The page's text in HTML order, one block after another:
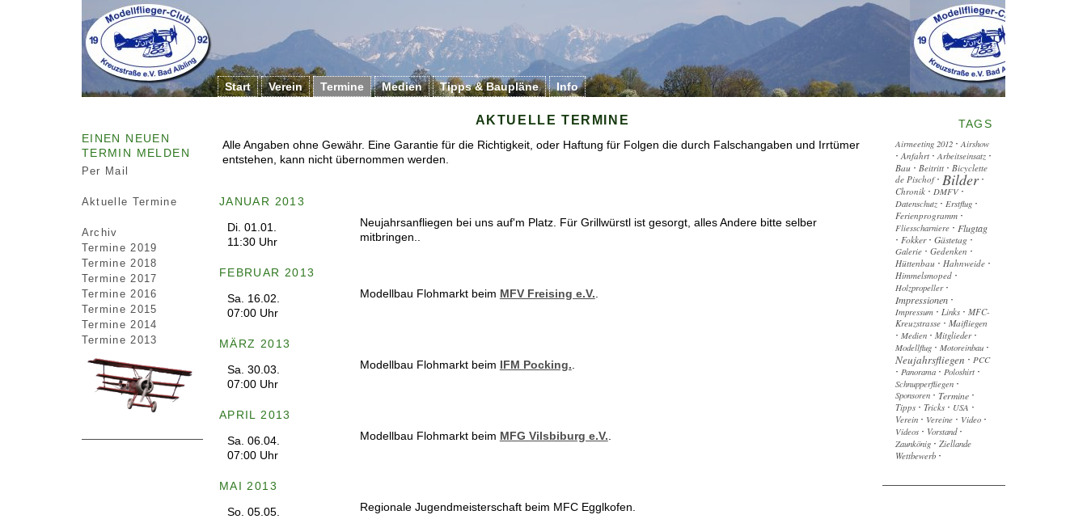
Start Verein Termine Medien Tipps & Baupläne Info
EINEN NEUEN
TERMIN MELDEN
Per Mail
Aktuelle Termine
Archiv
Termine 2019
Termine 2018
Termine 2017
Termine 2016
Termine 2015
Termine 2014
Termine 2013
TAGS
Airmeeting 2012 ·Airshow
·Anfahrt ·Arbeitseinsatz ·
Bau · Beitritt · Bicyclette
de Pischof· Bilder·
Chronik · DMFV·
Datenschutz · Erstflug ·
Ferienprogramm ·
Fliesscharniere · Flugtag
· Fokker·Gästetag ·
Galerie ·Gedenken ·
Hüttenbau · Hahnweide ·
Himmelsmoped ·
Holzpropeller·
Impressionen ·
Impressum · Links · MFC-
Kreuzstrasse ·Maifliegen
·Medien ·Mitglieder·
Modellflug ·Motoreinbau ·
Neujahrsfliegen · PCC
· Panorama · Poloshirt ·
Schnupperfliegen ·
Sponsoren ·Termine ·
Tipps ·Tricks · USA ·
Verein · Vereine · Video ·
Videos · Vorstand·
Zaunkönig · Ziellande
Wettbewerb ·
AKTUELLE TERMINE
Alle Angaben ohne Gewähr. Eine Garantie für die Richtigkeit, oder Haftung für Folgen die durch Falschangaben und Irrtümer
entstehen, kann nicht übernommen werden.
JANUAR 2013
Di. 01.01.
11:30 Uhr
Neujahrsanfliegen bei uns auf'm Platz. Für Grillwürstl ist gesorgt, alles Andere bitte selber
mitbringen..
FEBRUAR 2013
Sa. 16.02.
07:00 Uhr
Modellbau Flohmarkt beim MFV Freising e.V.
MÄRZ 2013
Sa. 30.03.
07:00 Uhr
Modellbau Flohmarkt beim IFM Pocking.
APRIL 2013
Sa. 06.04.
07:00 Uhr
Modellbau Flohmarkt beim MFG Vilsbiburg e.V.
MAI 2013
So. 05.05.
Regionale Jugendmeisterschaft beim MFC Egglkofen.